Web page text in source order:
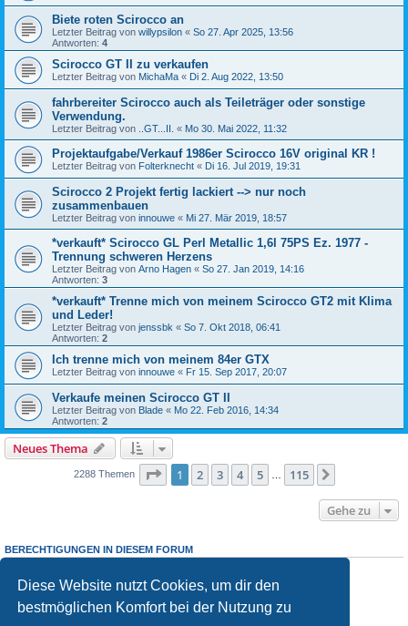
Diese Website nutzt Cookies, um dir den
bestmöglichen Komfort bei der Nutzung zu
Biete roten Scirocco an
Letzter Beitrag von willypsilon « So 27. Apr 2025, 13:56
Antworten: 4
Scirocco GT II zu verkaufen
Letzter Beitrag von MichaMa « Di 2. Aug 2022, 13:50
fahrbereiter Scirocco auch als Teileträger oder sonstige
Verwendung.
Letzter Beitrag von ..GT...II. « Mo 30. Mai 2022, 11:32
Projektaufgabe/Verkauf 1986er Scirocco 16V original KR !
Letzter Beitrag von Folterknecht « Di 16. Jul 2019, 19:31
Scirocco 2 Projekt fertig lackiert --> nur noch
zusammenbauen
Letzter Beitrag von innouwe « Mi 27. Mär 2019, 18:57
*verkauft* Scirocco GL Perl Metallic 1,6l 75PS Ez. 1977 -
Trennung schweren Herzens
Letzter Beitrag von Arno Hagen « So 27. Jan 2019, 14:16
Antworten: 3
*verkauft* Trenne mich von meinem Scirocco GT2 mit Klima
und Leder!
Letzter Beitrag von jenssbk « So 7. Okt 2018, 06:41
Antworten: 2
Ich trenne mich von meinem 84er GTX
Letzter Beitrag von innouwe « Fr 15. Sep 2017, 20:07
Verkaufe meinen Scirocco GT II
Letzter Beitrag von Blade « Mo 22. Feb 2016, 14:34
Antworten: 2
Neues Thema
2288 Themen Seite 1von 115
1 2 3 4 5 115
Gehe zu
BERECHTIGUNGEN IN DIESEM FORUM
Du darfst
keine Antworten zu Themen in diesem Forum erstellen.
Du darfst deine Beiträge in diesem Forumnichtändern.
Du darfst deine Beiträge in diesem Forum nicht löschen.
keine